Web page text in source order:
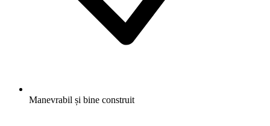
Manevrabil și bine construit